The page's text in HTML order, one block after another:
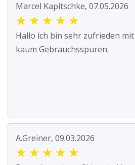
Marcel Kapitschke, 07.05.2026
★ ★ ★ ★ ★
Hallo ich bin sehr zufrieden mit
kaum Gebrauchsspuren.
A.Greiner, 09.03.2026
★ ★ ★ ★ ★